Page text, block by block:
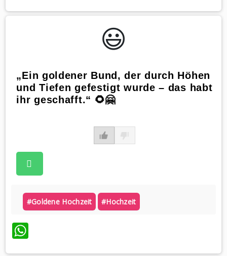
😃️
„Ein goldener Bund, der durch Höhen
und Tiefen gefestigt wurde – das habt
ihr geschafft.“ 🌻🤗
#goldene Hochzeit #hochzeit
WhatsApp